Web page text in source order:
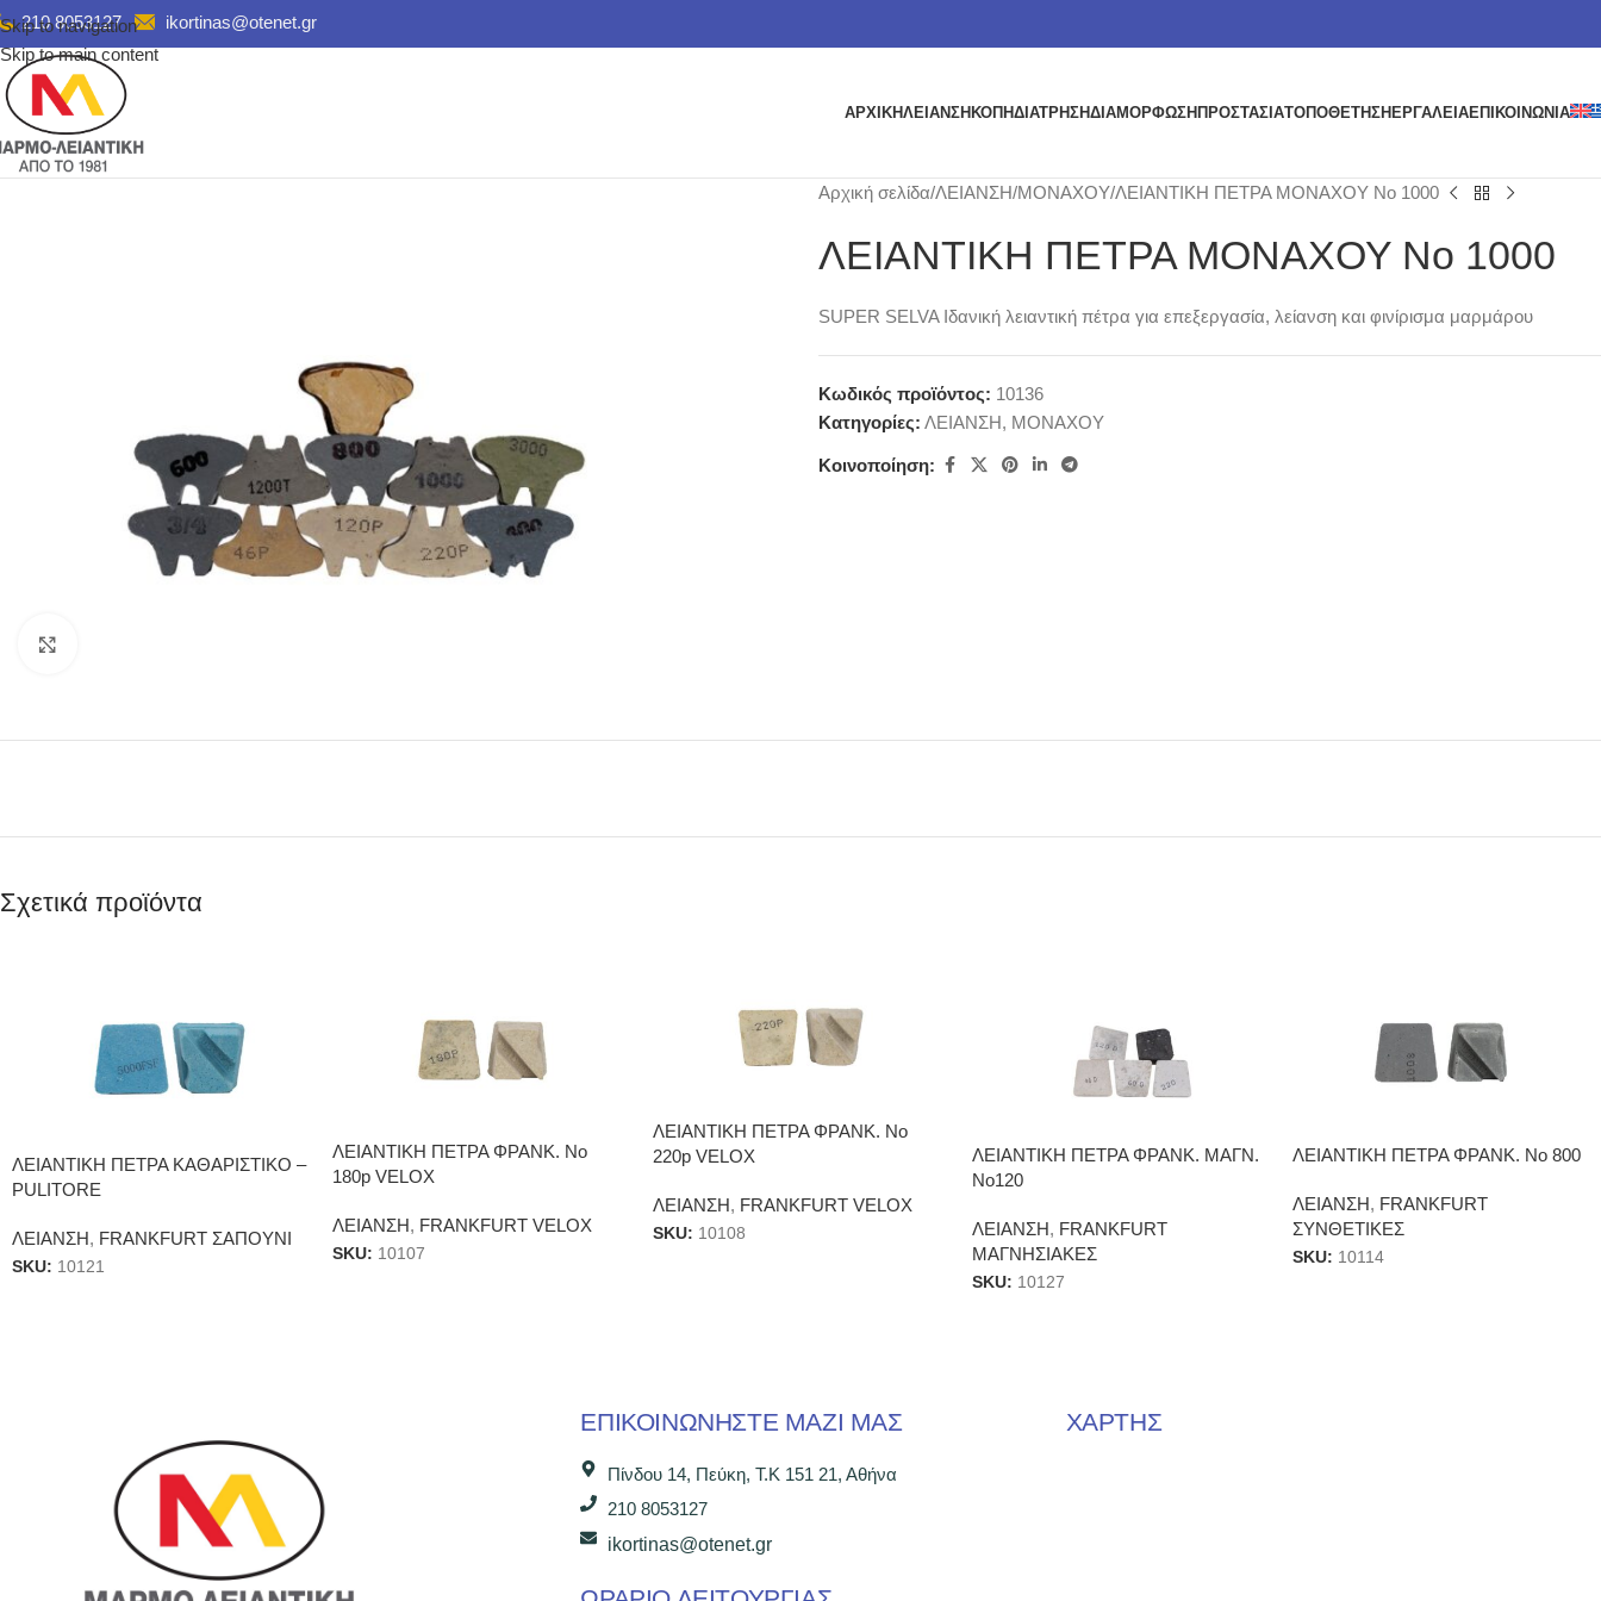
Skip to navigation
Skip to main content
210 8053127 ikortinas@otenet.gr
ΑΡΧΙΚΗΛΕΙΑΝΣΗ ΚΟΠΗΔΙΑΤΡΗΣΗΔΙΑΜΟΡΦΩΣΗ ΠΡΟΣΤΑΣΙΑΤΟΠΟΘΕΤΗΣΗ ΕΡΓΑΛΕΙΑΕΠΙΚΟΙΝΩΝΙΑ
Αρχική σελίδα ΛΕΙΑΝΣΗ ΜΟΝΑΧΟΥ ΛΕΙΑΝΤΙΚΗ ΠΕΤΡΑ ΜΟΝΑΧΟΥ Νο 1000
ΛΕΙΑΝΤΙΚΗ ΠΕΤΡΑ ΜΟΝΑΧΟΥ Νο 1000
SUPER SELVA Ιδανική λειαντική πέτρα για επεξεργασία, λείανση και φινίρισμα μαρμάρου
Κωδικός προϊόντος: 10136
Κατηγορίες: ΛΕΙΑΝΣΗ, ΜΟΝΑΧΟΥ
Κοινοποίηση:
Σχετικά προϊόντα
ΛΕΙΑΝΤΙΚΗ ΠΕΤΡΑ ΚΑΘΑΡΙΣΤΙΚΟ –
PULITORE
ΛΕΙΑΝΣΗ, FRANKFURT ΣΑΠΟΥΝΙ
SKU: 10121
ΛΕΙΑΝΤΙΚΗ ΠΕΤΡΑ ΦΡΑΝΚ. Νο
180p VELOX
ΛΕΙΑΝΣΗ, FRANKFURT VELOX
SKU: 10107
ΛΕΙΑΝΤΙΚΗ ΠΕΤΡΑ ΦΡΑΝΚ. Νο
220p VELOX
ΛΕΙΑΝΣΗ, FRANKFURT VELOX
SKU: 10108
ΛΕΙΑΝΤΙΚΗ ΠΕΤΡΑ ΦΡΑΝΚ. ΜΑΓΝ.
Νο120
ΛΕΙΑΝΣΗ, FRANKFURT
ΜΑΓΝΗΣΙΑΚΕΣ
SKU: 10127
ΛΕΙΑΝΤΙΚΗ ΠΕΤΡΑ ΦΡΑΝΚ. Νο 800
ΛΕΙΑΝΣΗ, FRANKFURT
ΣΥΝΘΕΤΙΚΕΣ
SKU: 10114
ΕΠΙΚΟΙΝΩΝΉΣΤΕ ΜΑΖΊ ΜΑΣ
Πίνδου 14, Πεύκη, Τ.Κ 151 21, Αθήνα
210 8053127
ikortinas@otenet.gr
ΧΑΡΤΗΣ